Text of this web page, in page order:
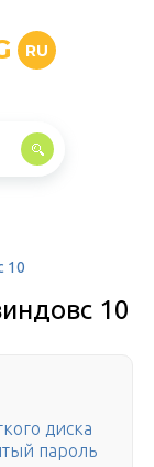
RU
10
10
диска
пароль